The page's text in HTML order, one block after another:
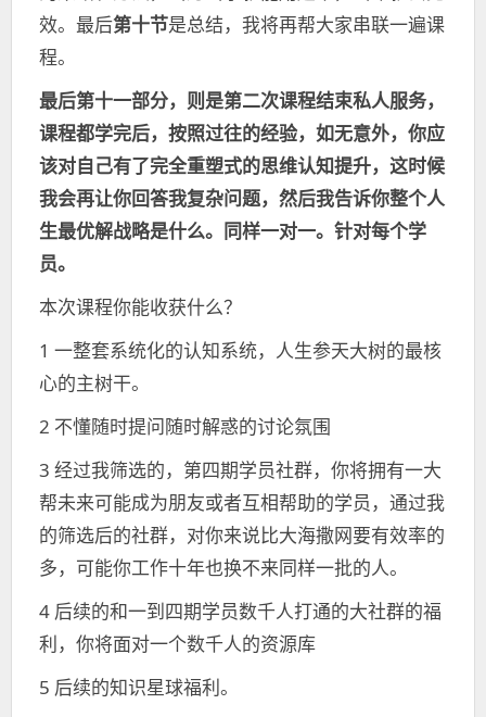
效。最后第十节是总结，我将再帮大家串联一遍课
程。
最后第十一部分，则是第二次课程结束私人服务，
课程都学完后，按照过往的经验，如无意外，你应
该对自己有了完全重塑式的思维认知提升，这时候
我会再让你回答我复杂问题，然后我告诉你整个人
生最优解战略是什么。 同样一对一。 针对每个学
员。
本次课程你能收获什么？
1 一整套系统化的认知系统，人生参天大树的最核
心的主树干。
2 不懂随时提问随时解惑的讨论氛围
3 经过我筛选的，第四期学员社群，你将拥有一大
帮未来可能成为朋友或者互相帮助的学员，通过我
的筛选后的社群，对你来说比大海撒网要有效率的
多，可能你工作十年也换不来同样一批的人。
4 后续的和一到四期学员数千人打通的大社群的福
利，你将面对一个数千人的资源库
5 后续的知识星球福利。